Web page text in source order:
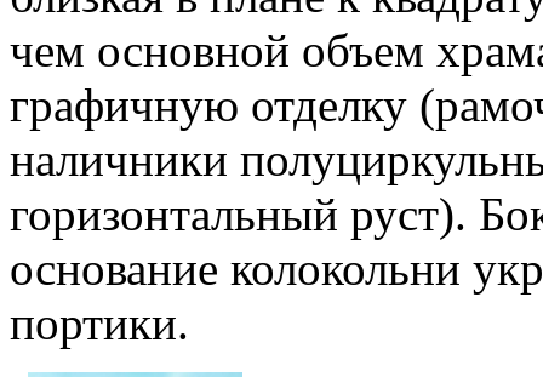
чем основной объем
графичную отделку
наличники
горизонтальный руст).
основание колокольни
портики.